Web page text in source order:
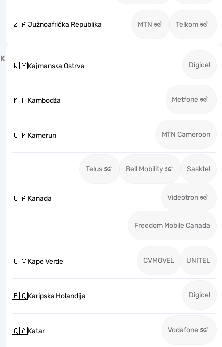
🇿🇦Južnoafrička Republika MTN Telkom
K
🇰🇾Kajmanska Ostrva Digicel
🇰🇭Kambodža Metfone
🇨🇲Kamerun MTN Cameroon
🇨🇦Kanada
Telus Bell Mobility Sasktel
Videotron
Freedom Mobile Canada
🇨🇻Kape Verde CVMOVEL UNITEL
🇧🇶Karipska Holandija Digicel
🇶🇦Katar Vodafone